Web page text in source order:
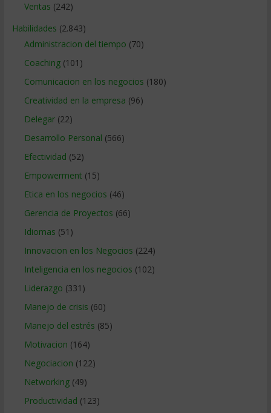
Ventas (242)
Habilidades (2.843)
Administracion del tiempo (70)
Coaching(101)
Comunicacion en los negocios (180)
Creatividad en la empresa (96)
Delegar(22)
Desarrollo Personal (566)
Efectividad (52)
Empowerment (15)
Etica en los negocios (46)
Gerencia de Proyectos (66)
Idiomas (51)
Innovacion en los Negocios (224)
Inteligencia en los negocios (102)
Liderazgo (331)
Manejo de crisis (60)
Manejo del estrés (85)
Motivacion (164)
Negociacion (122)
Networking(49)
Productividad (123)